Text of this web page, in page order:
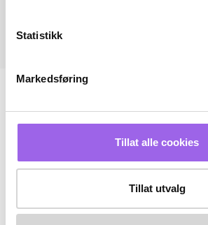
Statistikk
Markedsføring
Tillat alle cookies
Tillat utvalg